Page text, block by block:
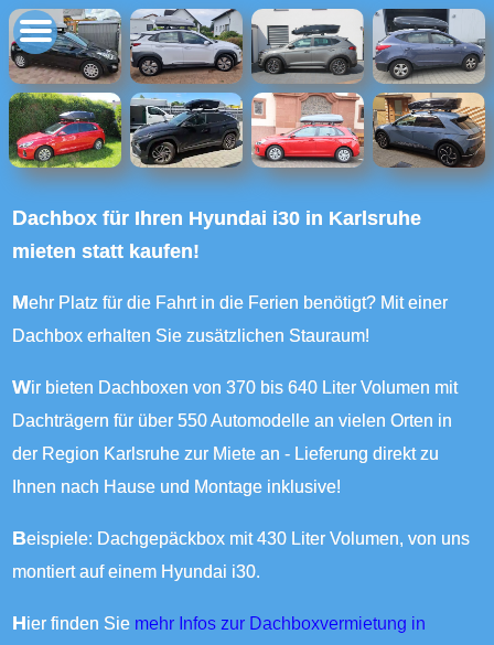
Dachbox für Ihren Hyundai i30 in Karlsruhe
mieten statt kaufen!
Mehr Platz für die Fahrt in die Ferien benötigt? Mit einer
Dachbox erhalten Sie zusätzlichen Stauraum!
Wir bieten Dachboxen von 370 bis 640 Liter Volumen mit
Dachträgern für über 550 Automodelle an vielen Orten in
der Region Karlsruhe zur Miete an - Lieferung direkt zu
Ihnen nach Hause und Montage inklusive!
Beispiele: Dachgepäckbox mit 430 Liter Volumen, von uns
montiert auf einem Hyundai i30.
Hier finden Sie mehr Infos zur Dachboxvermietung in